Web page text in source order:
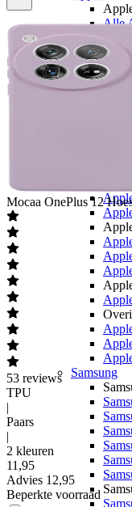
Alle
Samsung
Mocaa OnePlus 12
53 reviews
TPU
|
Paars
|
2 kleuren
11 ,95
Advies 12,95
Beperkte voorraad